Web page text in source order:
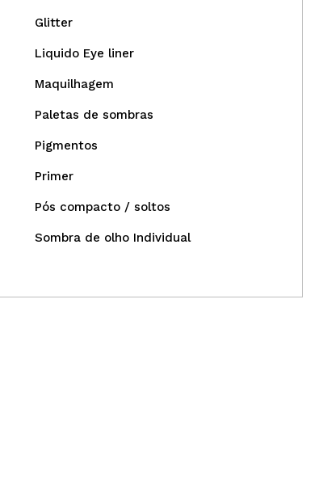
Glitter
Liquido Eye liner
Maquilhagem
Paletas de sombras
Pigmentos
Primer
Pós compacto / soltos
Sombra de olho Individual